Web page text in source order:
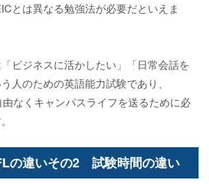
とは異なる勉強法が必要だといえま
ビジネスに活かしたい」「日常会話を
人のための英語能力試験であり、
なくキャンパスライフを送るために必
の違いその2 試験時間の違い